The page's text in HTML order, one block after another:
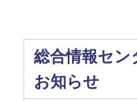
総合情報セン
お知らせ